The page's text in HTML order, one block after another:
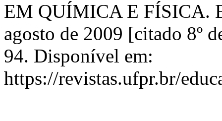
EM QUÍMICA E FÍSICA.
agosto de 2009 [citado 8º
94. Disponível em:
https://revistas.ufpr.br/